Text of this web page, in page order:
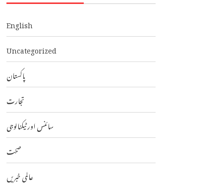
English
Uncategorized
پاکستان
تجارت
سائنس اور ٹیکنالوجی
صحت
عالمی خبریں